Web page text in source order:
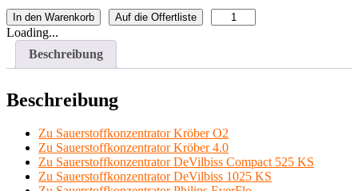
In den Warenkorb Auf die Offertliste
Nasenbrille
/
m
Loading...
Beschreibung
Beschreibung
Zu Sauerstoffkonzentrator Kröber O2
Zu Sauerstoffkonzentrator Kröber 4.0
Zu Sauerstoffkonzentrator DeVilbiss Compact 525 KS
Zu Sauerstoffkonzentrator DeVilbiss 1025 KS